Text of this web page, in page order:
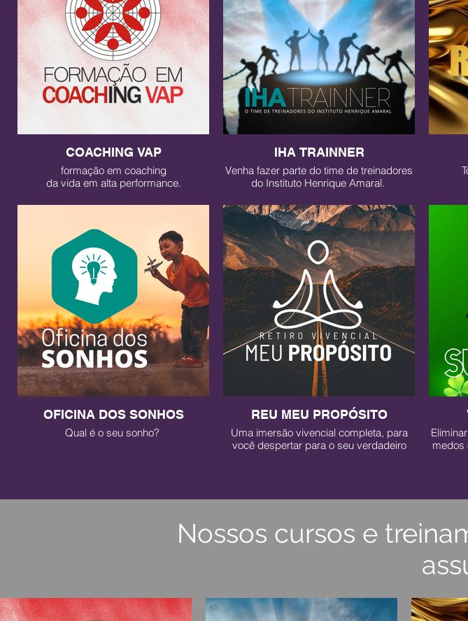
COACHING VAP
formação em coaching
da vida em alta performance.
IHA TRAINNER
Venha fazer parte do time de treinadores
do Instituto Henrique Amaral.
OFICINA DOS SONHOS
Qual é o seu sonho?
REU MEU PROPÓSITO
Uma imersão vivencial completa, para
você despertar para o seu verdadeiro
medos
Nossos cursos e